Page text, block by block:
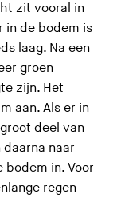
zit vooral in
in de bodem is
laag. Na een
groen
zijn. Het
aan. Als er in
deel van
naar
in. Voor
regen